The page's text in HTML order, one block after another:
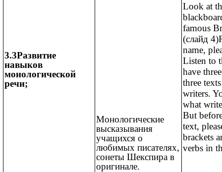
3.3Развитие
навыков
монологической
речи;
Монологические
высказывания
учащихся о
любимых писателях,
сонеты Шекспира в
оригинале.
Look at
famous
(слайд
name,
Listen to
have
three
writers.
what
But
text,
brackets
verbs in